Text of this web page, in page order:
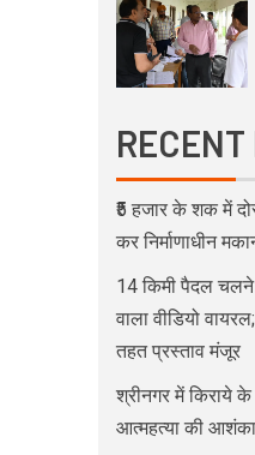
RECENT
₹5 हजार के शक में
कर निर्माणाधीन
14 किमी पैदल
वाला वीडियो
तहत प्रस्ताव मंजूर
श्रीनगर में किराये
आत्महत्या की